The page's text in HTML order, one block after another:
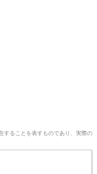
することを表すものであり、実際の